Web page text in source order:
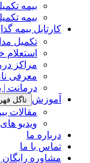
بیمه
بیمه
کارتابل بیمه
تکمیل
مراکز
معرفی
درمانت |
آموزش تاگل
مقالات
ویدیو
درباره ما
تماس با ما
مشاوره رایگان